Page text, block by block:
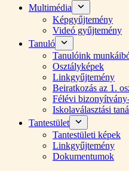
Multimédia
Képgyűjtemény
Videó gyűjtemény
Tanuló
Tanulóink
Osztályképek
Linkgyűjtemény
Beiratkozás az 1.
Félévi
Iskolaválasztási
Tantestület
Tantestületi képek
Linkgyűjtemény
Dokumentumok